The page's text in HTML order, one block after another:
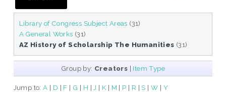
Library of Congress Subject Areas (31)
A General Works (31)
AZ History of Scholarship The Humanities (31)
Group by: Creators | Item Type
Jump to:A | D | F | G | H | J | K | M | P | R | S | W | Y